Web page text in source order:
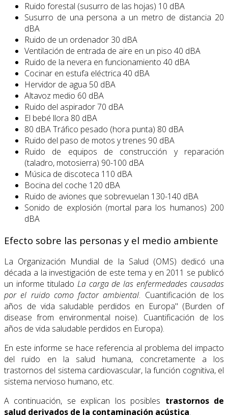
Ruido forestal (susurro de las hojas) 10 dBA
Susurro de una persona a un metro de distancia 20
dBA
Ruido de un ordenador 30 dBA
Ventilación de entrada de aire en un piso 40 dBA
Ruido de la nevera en funcionamiento 40 dBA
Cocinar en estufa eléctrica 40 dBA
Hervidor de agua 50 dBA
Altavoz medio 60 dBA
Ruido del aspirador 70 dBA
El bebé llora 80 dBA
80 dBA Tráfico pesado (hora punta) 80 dBA
Ruido del paso de motos y trenes 90 dBA
Ruido de equipos de construcción y reparación
(taladro, motosierra) 90-100 dBA
Música de discoteca 110 dBA
Bocina del coche 120 dBA
Ruido de aviones que sobrevuelan 130-140 dBA
Sonido de explosión (mortal para los humanos) 200
dBA
Efecto sobre las personas y el medio ambiente
La Organización Mundial de la Salud (OMS) dedicó una
década a la investigación de este tema y en 2011 se publicó
un informe titulado La carga de las enfermedades causadas
por el ruido como factor ambiental. Cuantificación de los
años de vida saludable perdidos en Europa" (Burden of
disease from environmental noise). Cuantificación de los
años de vida saludable perdidos en Europa).
En este informe se hace referencia al problema del impacto
del ruido en la salud humana, concretamente a los
trastornos del sistema cardiovascular, la función cognitiva, el
sistema nervioso humano, etc.
A continuación, se explican los posibles trastornos de
salud derivados de la contaminación acústica.